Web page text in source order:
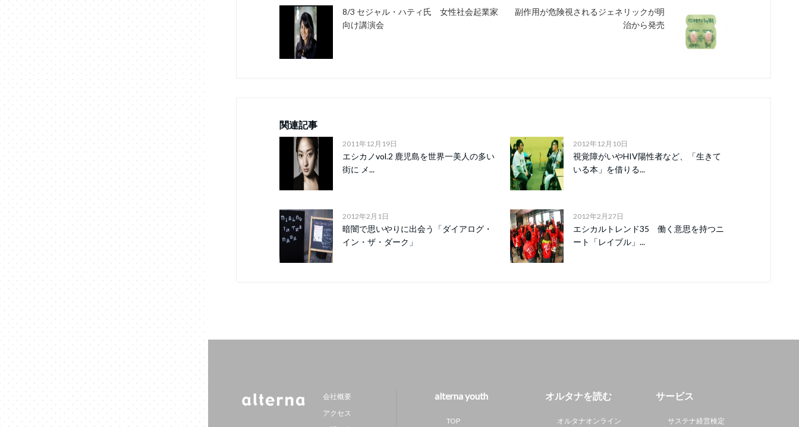
8/3 セジャル・ハティ氏 女性社会起業家
向け講演会
副作用が危険視されるジェネリックが明
治から発売
関連記事
2011年12月19日
エシカノvol.2 鹿児島を世界一美人の多い
街に メ...
2012年12月10日
視覚障がいやHIV陽性者など、「生きて
いる本」を借りる...
2012年2月1日
暗闇で思いやりに出会う「ダイアログ・
イン・ザ・ダーク」
2012年2月27日
エシカルトレンド35 働く意思を持つニ
ート「レイブル」...
会社概要
アクセス
alterna youth
TOP
オルタナを読む
オルタナオンライン
サービス
サステナ経営検定